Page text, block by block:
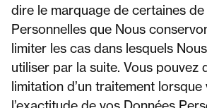
dire le marquage de certaines
Personnelles que Nous
limiter les cas dans lesquels
utiliser par la suite. Vous pouvez
limitation d’un traitement